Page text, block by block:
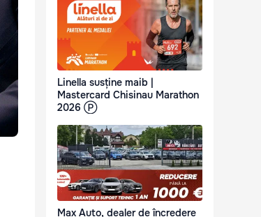
Linella susține maib |
Mastercard Chisinau Marathon
2026 Ⓟ
Max Auto, dealer de încredere